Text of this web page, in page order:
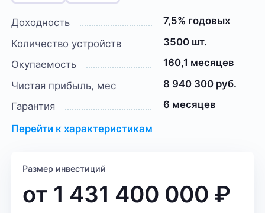
Доходность
7,5% годовых
Количество устройств
3500 шт.
Окупаемость
160,1 месяцев
Чистая прибыль, мес
8 940 300 руб.
Гарантия
6 месяцев
Перейти к характеристикам
Размер инвестиций
от 1 431 400 000 ₽